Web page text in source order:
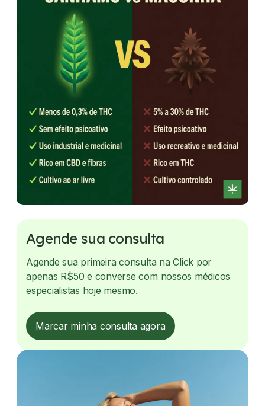
Agende sua consulta
Agende sua primeira consulta na Click por
apenas R$50 e converse com nossos médicos
especialistas hoje mesmo.
Marcar minha consulta agora